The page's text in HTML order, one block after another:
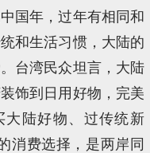
国年，过年有相同和
和生活习惯，大陆的
台湾民众坦言，大陆
饰到日用好物，完美
大陆好物、过传统新
消费选择，是两岸同